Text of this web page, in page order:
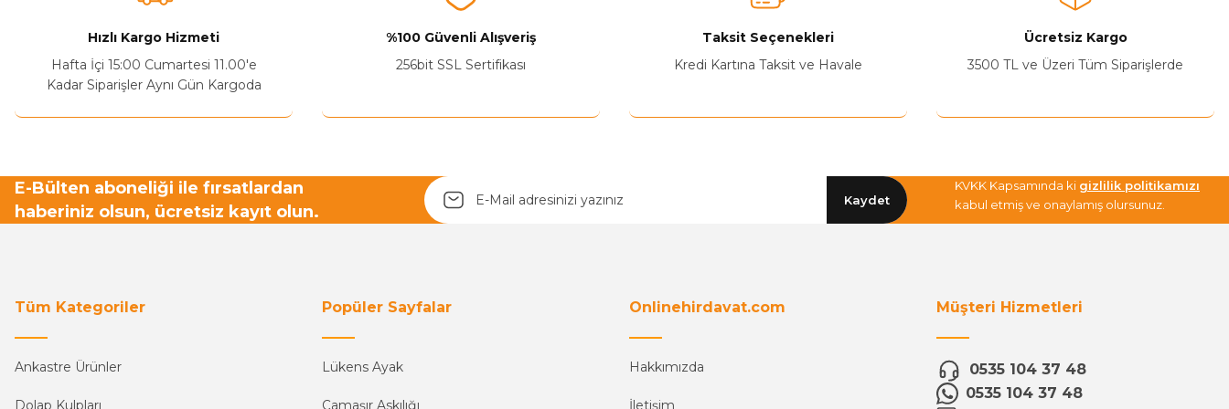
Hızlı Kargo Hizmeti
Hafta İçi 15:00 Cumartesi 11.00'e
Kadar Siparişler Aynı Gün Kargoda
%100 Güvenli Alışveriş
256bit SSL Sertifikası
Taksit Seçenekleri
Kredi Kartına Taksit ve Havale
Ücretsiz Kargo
3500 TL ve Üzeri Tüm Siparişlerde
E-Bülten aboneliği ile fırsatlardan
haberiniz olsun, ücretsiz kayıt olun.
Kaydet
KVKK Kapsamında ki gizlilik politikamızı
kabul etmiş ve onaylamış olursunuz.
Tüm Kategoriler
Ankastre Ürünler
Dolap Kulpları
Popüler Sayfalar
Lükens Ayak
Çamaşır Askılığı
Onlinehirdavat.com
Hakkımızda
İletişim
Müşteri Hizmetleri
0535 104 37 48
0535 104 37 48